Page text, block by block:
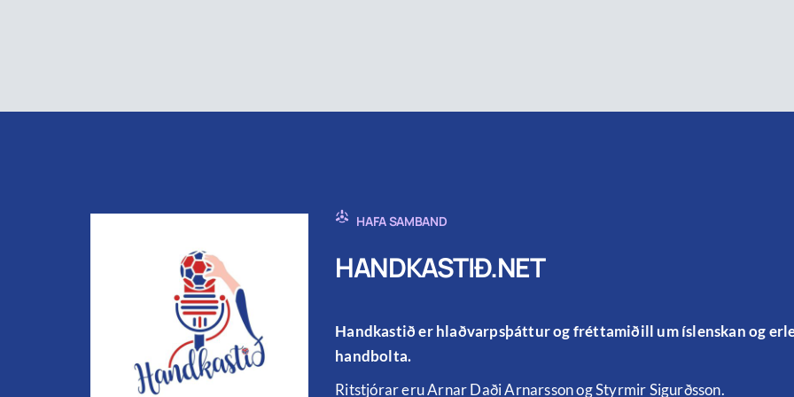
HAFA SAMBAND
HANDKASTIÐ.NET
Handkastið er hlaðvarpsþáttur og fréttamiðill um íslenskan og
handbolta.
Ritstjórar eru Arnar Daði Arnarsson og Styrmir Sigurðsson.